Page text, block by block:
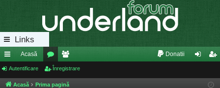
Links
eg
ăt
Acasă
or
u
e
m
Donatii
eg
Autentificare Înregistrare
Acasă Prima pagină